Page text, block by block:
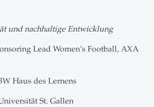
und nachhaltige Entwicklung
Lead Women’s Football, AXA
Haus des Lernens
St. Gallen